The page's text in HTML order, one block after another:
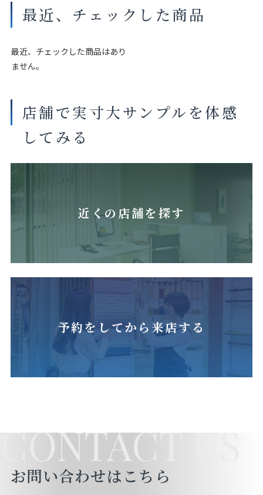
最近、チェックした商品
最近、チェックした商品はあり
ません。
店舗で実寸大サンプルを体感
してみる
近くの店舗を探す
予約をしてから来店する
CONTACT US
お問い合わせはこちら